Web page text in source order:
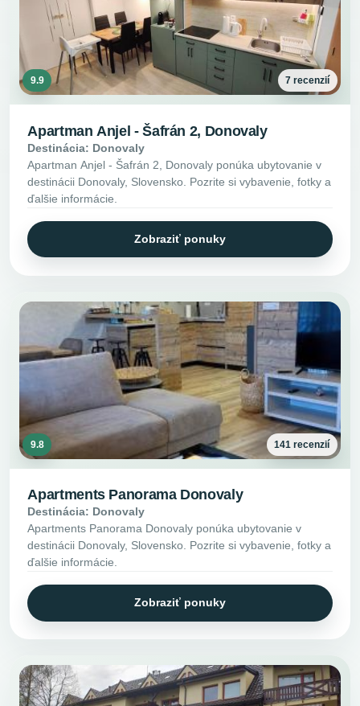
9.9 7 recenzií
Apartman Anjel - Šafrán 2, Donovaly
Destinácia: Donovaly
Apartman Anjel - Šafrán 2, Donovaly ponúka ubytovanie v
destinácii Donovaly, Slovensko. Pozrite si vybavenie, fotky a
ďalšie informácie.
Zobraziť ponuky
9.8 141 recenzií
Apartments Panorama Donovaly
Destinácia: Donovaly
Apartments Panorama Donovaly ponúka ubytovanie v
destinácii Donovaly, Slovensko. Pozrite si vybavenie, fotky a
ďalšie informácie.
Zobraziť ponuky